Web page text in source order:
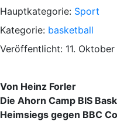
Hauptkategorie: Sport
Kategorie: basketball
Veröffentlicht: 11.
Von Heinz Forler
Die Ahorn Camp BIS
Heimsiegs gegen BBC